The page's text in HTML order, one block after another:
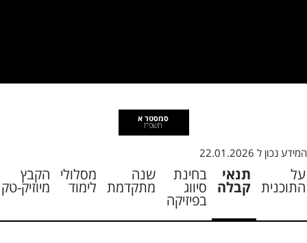
סמסטר א
תשפ"ז
המידע נכון ל 22.01.2026
על
התוכנית
תנאי
קבלה
בחינת
סיווג
בפיזיקה
שנה
מתקדמת
מסלולי
לימוד
הקבץ
מיוזיק-טק